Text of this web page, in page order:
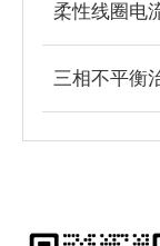
柔性线圈电
三相不平衡